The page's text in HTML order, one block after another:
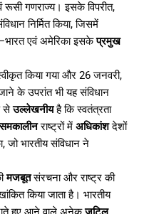
गणराज्य। इसके विपरीत,
निर्मित किया, जिसमें
एवं अमेरिका इसकेप्रमुख
किया गया और 26 जनवरी,
के उपरांत भी यह संविधान
सेउल्लेखनीयहै कि स्वतंत्रता
समकालीनराष्ट्रों में अधिकांशदेशों
जो भारतीय संविधान ने
मजबूतसंरचना और राष्ट्र की
किया जाता है। भारतीय